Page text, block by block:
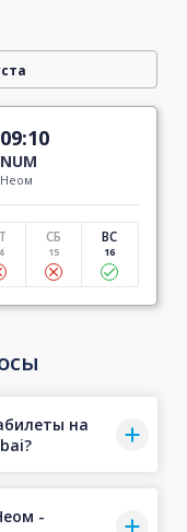
09:10
NUM
Неом
СБ
15
ВС
16
на
-